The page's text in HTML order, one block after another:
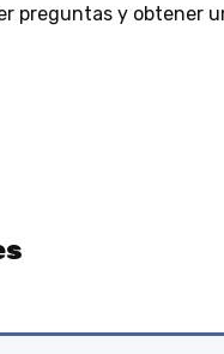
preguntas y obtener